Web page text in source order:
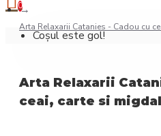
0
Coșul este gol!
Arta Relaxarii Catanies - Cadou cu
Arta Relaxarii
ceai, carte si